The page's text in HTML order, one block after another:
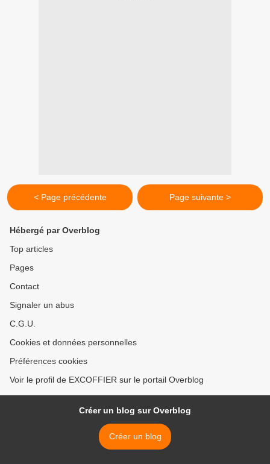
< Page précédente Page suivante >
Hébergé par Overblog
Top articles
Pages
Contact
Signaler un abus
C.G.U.
Cookies et données personnelles
Préférences cookies
Voir le profil de EXCOFFIER sur le portail Overblog
Créer un blog sur Overblog
Créer un blog